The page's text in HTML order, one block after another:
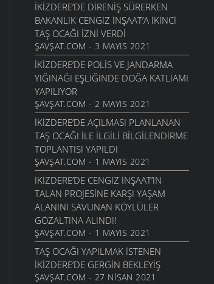
İKIZDERE’DE DIRENIŞ SÜRERKEN
BAKANLIK CENGIZ İNŞAAT’A IKINCI
TAŞ OCAĞI IZNI VERDI
ŞAVŞAT.COM - 3 MAYIS 2021
İKIZDERE’DE POLIS VE JANDARMA
YIĞINAĞI EŞLIĞINDE DOĞA KATLIAMI
YAPILIYOR
ŞAVŞAT.COM - 2 MAYIS 2021
İKIZDERE’DE AÇILMASI PLANLANAN
TAŞ OCAĞI ILE ILGILI BILGILENDIRME
TOPLANTISI YAPILDI
ŞAVŞAT.COM - 1 MAYIS 2021
İKIZDERE’DE CENGIZ İNŞAAT’IN
TALAN PROJESINE KARŞI YAŞAM
ALANINI SAVUNAN KÖYLÜLER
GÖZALTINA ALINDI!
ŞAVŞAT.COM - 1 MAYIS 2021
TAŞ OCAĞI YAPILMAK ISTENEN
İKIZDERE’DE GERGIN BEKLEYIŞ
ŞAVŞAT.COM - 27 NISAN 2021